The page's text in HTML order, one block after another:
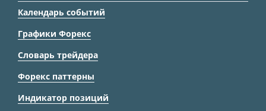
Календарь событий
Графики Форекс
Словарь трейдера
Форекс паттерны
Индикатор позиций